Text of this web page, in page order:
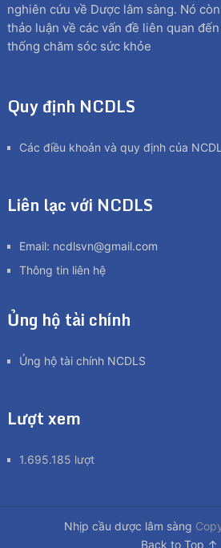
nghiên cứu về Dược lâm sàng. Nó còn
thảo luận về các vấn đề liên quan
thống chăm sóc sức khỏe
Quy định NCDLS
Các điều khoản và quy định của
Liên lạc với NCDLS
Email: ncdlsvn@gmail.com
Thông tin liên hệ
Ủng hộ tài chính
Ủng hộ tài chính NCDLS
Lượt xem
1.695.185 lượt
Nhịp cầu dược lâm sàng
Back to Top ↑